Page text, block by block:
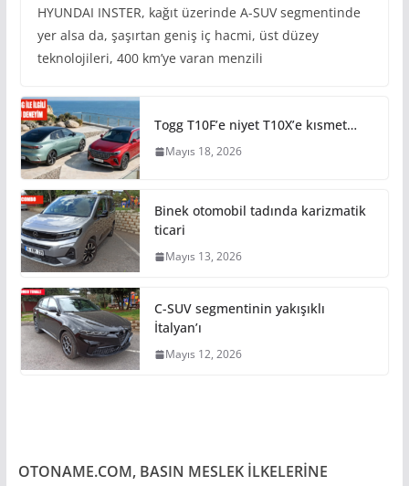
HYUNDAI INSTER, kağıt üzerinde A-SUV segmentinde
yer alsa da, şaşırtan geniş iç hacmi, üst düzey
teknolojileri, 400 km’ye varan menzili
Togg T10F’e niyet T10X’e kısmet…
Mayıs 18, 2026
Binek otomobil tadında karizmatik
ticari
Mayıs 13, 2026
C-SUV segmentinin yakışıklı
İtalyan’ı
Mayıs 12, 2026
OTONAME.COM, BASIN MESLEK İLKELERİNE